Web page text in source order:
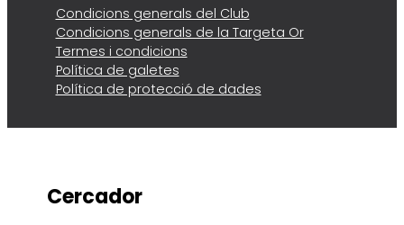
Condicions generals del Club
Condicions generals de la Targeta Or
Termes i condicions
Política de galetes
Política de protecció de dades
Cercador